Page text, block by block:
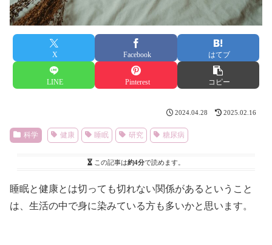
X Facebook はてブ
LINE Pinterest コピー
2024.04.28 2025.02.16
科学 健康 睡眠 研究 糖尿病
この記事は約4分で読めます。
睡眠と健康とは切っても切れない関係があるということ
は、生活の中で身に染みている方も多いかと思います。